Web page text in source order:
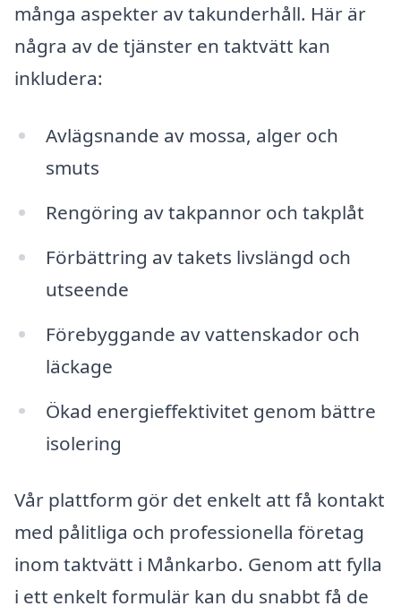
många aspekter av takunderhåll. Här är
några av de tjänster en taktvätt kan
inkludera:
Avlägsnande av mossa, alger och
smuts
Rengöring av takpannor och takplåt
Förbättring av takets livslängd och
utseende
Förebyggande av vattenskador och
läckage
Ökad energieffektivitet genom bättre
isolering
Vår plattform gör det enkelt att få kontakt
med pålitliga och professionella företag
inom taktvätt i Månkarbo. Genom att fylla
i ett enkelt formulär kan du snabbt få de